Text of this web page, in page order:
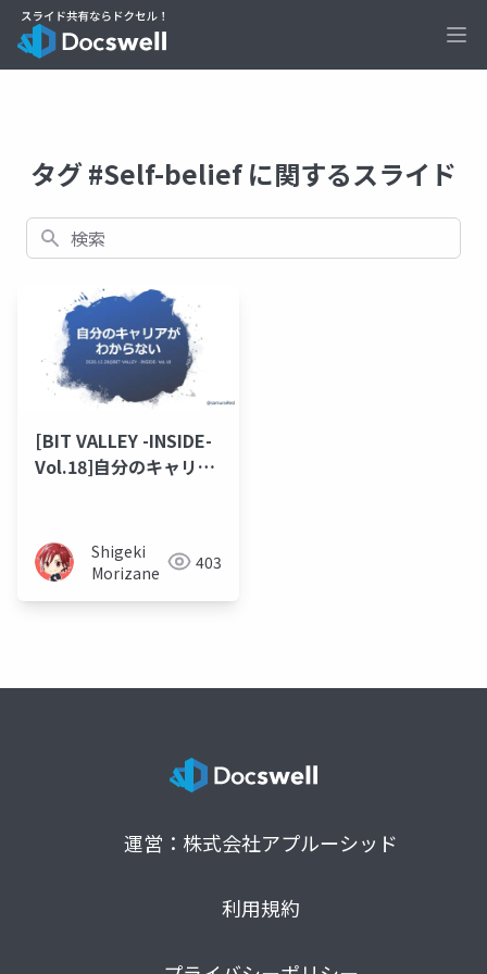
タグ #Self-belief に関するスライド
検索
[BIT VALLEY -INSIDE-
Vol.18]自分のキャリア
Shigeki
Morizane
403
運営：株式会社アプルーシッド
利用規約